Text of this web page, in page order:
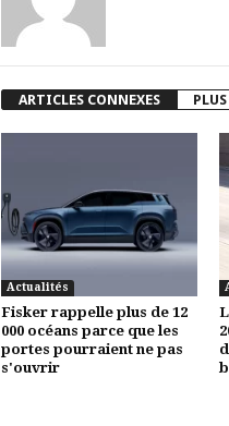
ARTICLES CONNEXES
Actualités
Fisker rappelle plus de 12
000 océans parce que les
portes pourraient ne pas
s'ouvrir